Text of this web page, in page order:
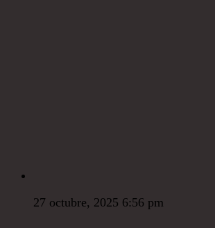
27 octubre, 2025 6:56 pm